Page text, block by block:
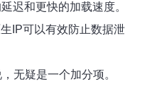
迟和更快的加载速度。
IP可以有效防止数据泄
无疑是一个加分项。